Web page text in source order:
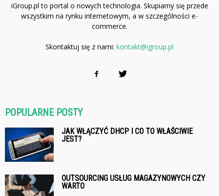
iGroup.pl to portal o nowych technologia. Skupiamy się przede
wszystkim na rynku internetowym, a w szczególności e-
commerce.
Skontaktuj się z nami: kontakt@igroup.pl
POPULARNE POSTY
JAK WŁĄCZYĆ DHCP I CO TO WŁAŚCIWIE
JEST?
OUTSOURCING USŁUG MAGAZYNOWYCH CZY
WARTO